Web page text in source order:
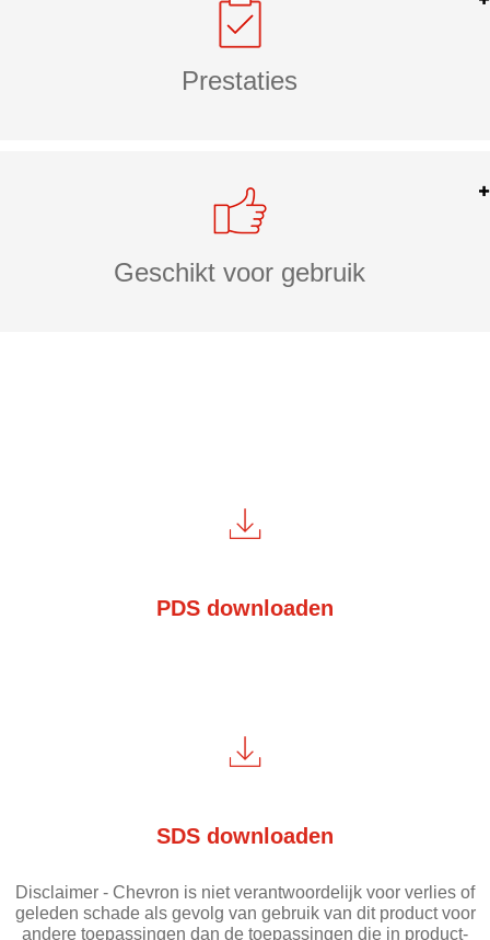
Prestaties
Geschikt voor gebruik
PDS downloaden
SDS downloaden
Disclaimer - Chevron is niet verantwoordelijk voor verlies of
geleden schade als gevolg van gebruik van dit product voor
andere toepassingen dan de toepassingen die in product-